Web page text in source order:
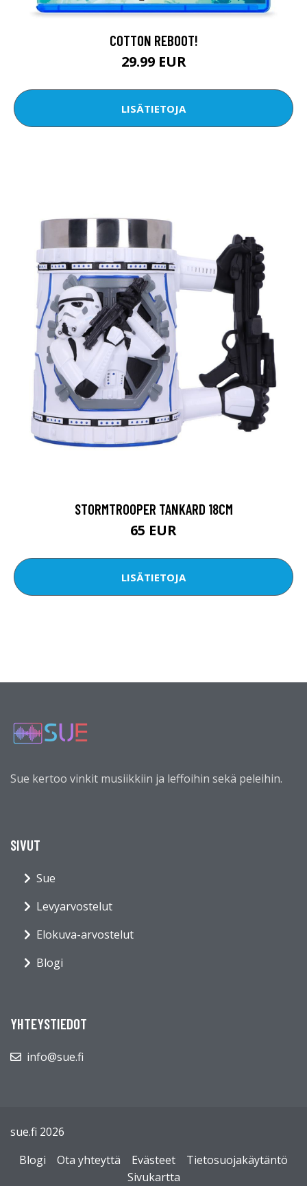
COTTON REBOOT!
29.99 EUR
LISÄTIETOJA
STORMTROOPER TANKARD 18CM
65 EUR
LISÄTIETOJA
Sue kertoo vinkit musiikkiin ja leffoihin sekä peleihin.
SIVUT
Sue
Levyarvostelut
Elokuva-arvostelut
Blogi
YHTEYSTIEDOT
info@sue.fi
sue.fi 2026
Blogi
Ota yhteyttä Evästeet
Tietosuojakäytäntö
Sivukartta